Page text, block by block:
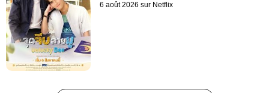
6 août 2026 sur Netflix